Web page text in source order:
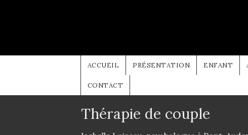
ACCUEIL PRÉSENTATION ENFANT
CONTACT
Thérapie de couple